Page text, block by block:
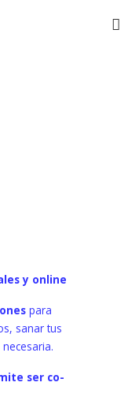
y online
para
sanar tus
ser co-